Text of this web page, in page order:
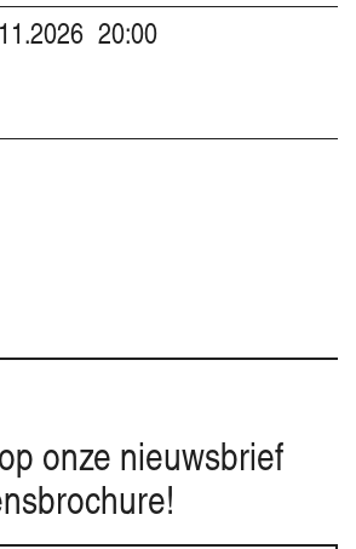
20:00
onze nieuwsbrief